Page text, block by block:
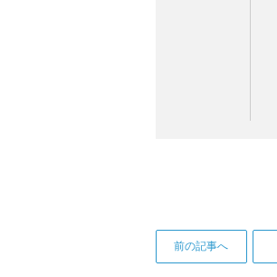
前の記事へ